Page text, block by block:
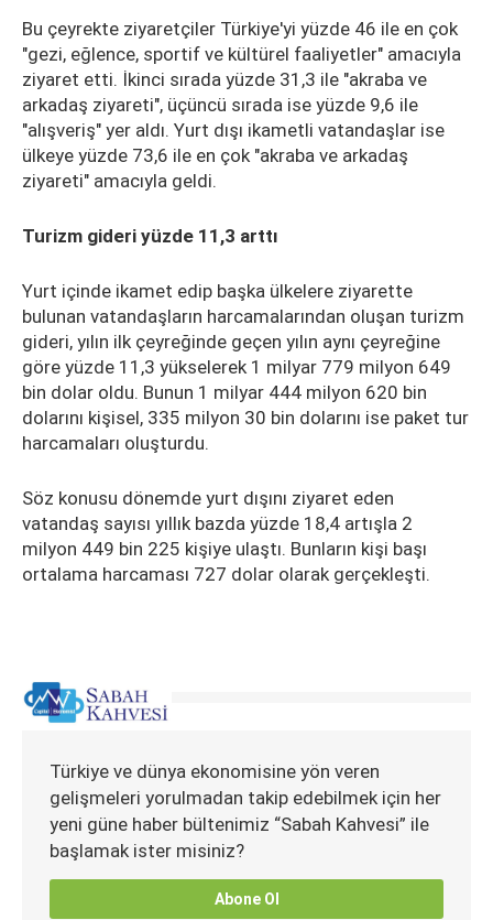
Bu çeyrekte ziyaretçiler Türkiye'yi yüzde 46 ile en çok
"gezi, eğlence, sportif ve kültürel faaliyetler" amacıyla
ziyaret etti. İkinci sırada yüzde 31,3 ile "akraba ve
arkadaş ziyareti", üçüncü sırada ise yüzde 9,6 ile
"alışveriş" yer aldı. Yurt dışı ikametli vatandaşlar ise
ülkeye yüzde 73,6 ile en çok "akraba ve arkadaş
ziyareti" amacıyla geldi.
Turizm gideri yüzde 11,3 arttı
Yurt içinde ikamet edip başka ülkelere ziyarette
bulunan vatandaşların harcamalarından oluşan turizm
gideri, yılın ilk çeyreğinde geçen yılın aynı çeyreğine
göre yüzde 11,3 yükselerek 1 milyar 779 milyon 649
bin dolar oldu. Bunun 1 milyar 444 milyon 620 bin
dolarını kişisel, 335 milyon 30 bin dolarını ise paket tur
harcamaları oluşturdu.
Söz konusu dönemde yurt dışını ziyaret eden
vatandaş sayısı yıllık bazda yüzde 18,4 artışla 2
milyon 449 bin 225 kişiye ulaştı. Bunların kişi başı
ortalama harcaması 727 dolar olarak gerçekleşti.
Türkiye ve dünya ekonomisine yön veren
gelişmeleri yorulmadan takip edebilmek için her
yeni güne haber bültenimiz “Sabah Kahvesi” ile
başlamak ister misiniz?
Abone Ol